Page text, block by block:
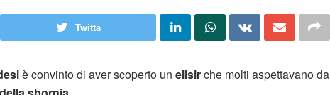
Twitta
è convinto di aver scoperto un elisirche molti aspettavano da